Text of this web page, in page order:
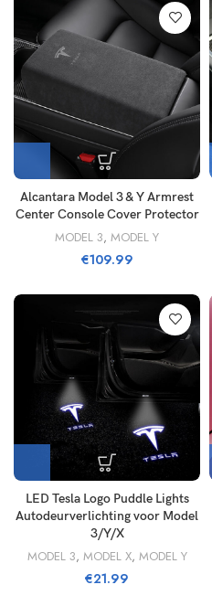
Alcantara Model 3 & Y Armrest
Center Console Cover Protector
MODEL 3, MODEL Y
€109.99
LED Tesla Logo Puddle Lights
Autodeurverlichting voor Model
3/Y/X
MODEL 3, MODEL X, MODEL Y
€21.99